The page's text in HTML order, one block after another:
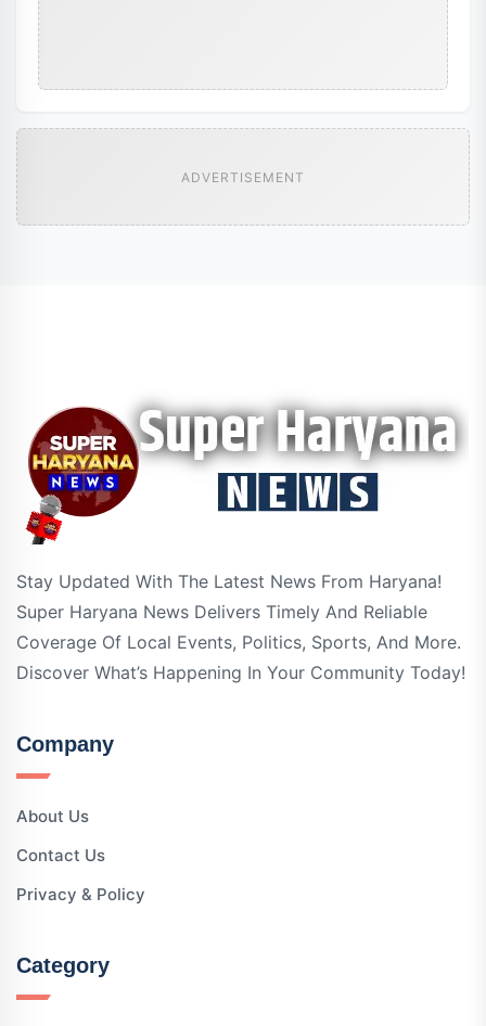
ADVERTISEMENT
Stay Updated With The Latest News From Haryana!
Super Haryana News Delivers Timely And Reliable
Coverage Of Local Events, Politics, Sports, And More.
Discover What’s Happening In Your Community Today!
Company
About Us
Contact Us
Privacy & Policy
Category